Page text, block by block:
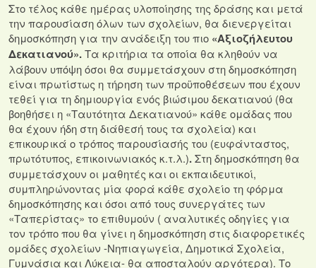
Στο τέλος κάθε ημέρας υλοποίησης της δράσης και μετά
την παρουσίαση όλων των σχολείων, θα διενεργείται
δημοσκόπηση για την ανάδειξη του πιο «Αξιοζήλευτου
Δεκατιανού».Τα κριτήρια τα οποία θα κληθούν να
λάβουν υπόψη όσοι θα συμμετάσχουν στη δημοσκόπηση
είναι πρωτίστως η τήρηση των προϋποθέσεων που έχουν
τεθεί για τη δημιουργία ενός βιώσιμου δεκατιανού (θα
βοηθήσει η «Ταυτότητα Δεκατιανού» κάθε ομάδας που
θα έχουν ήδη στη διάθεσή τους τα σχολεία) και
επικουρικά ο τρόπος παρουσίασής του (ευφάνταστος,
πρωτότυπος, επικοινωνιακός κ.τ.λ.).Στη δημοσκόπηση θα
συμμετάσχουν οι μαθητές και οι εκπαιδευτικοί,
συμπληρώνοντας μία φορά κάθε σχολείο τη φόρμα
δημοσκόπησης και όσοι από τους συνεργάτες των
«Ταπερίστας» το επιθυμούν ( αναλυτικές οδηγίες για
τον τρόπο που θα γίνει η δημοσκόπηση στις διαφορετικές
ομάδες σχολείων -Νηπιαγωγεία, Δημοτικά Σχολεία,
Γυμνάσια και Λύκεια- θα αποσταλούν αργότερα). Το